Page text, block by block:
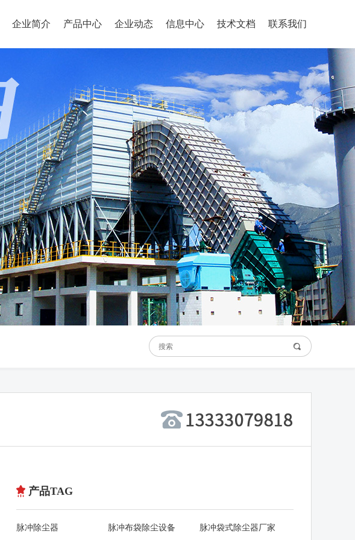
企业简介 产品中心 企业动态 信息中心 技术文档 联系我们
产品TAG
脉冲除尘器 脉冲布袋除尘设备 脉冲袋式除尘器厂家